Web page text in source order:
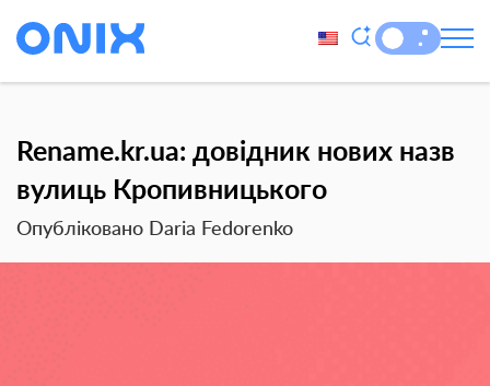
Rename.kr.ua: довідник нових назв
вулиць Кропивницького
Опубліковано Daria Fedorenko